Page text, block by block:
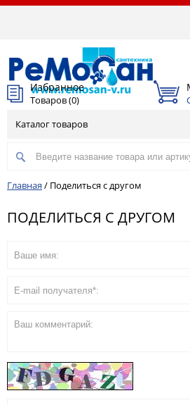
Избранное
Товаров (0)
Каталог товаров
Главная / Поделиться с другом
ПОДЕЛИТЬСЯ С ДРУГОМ